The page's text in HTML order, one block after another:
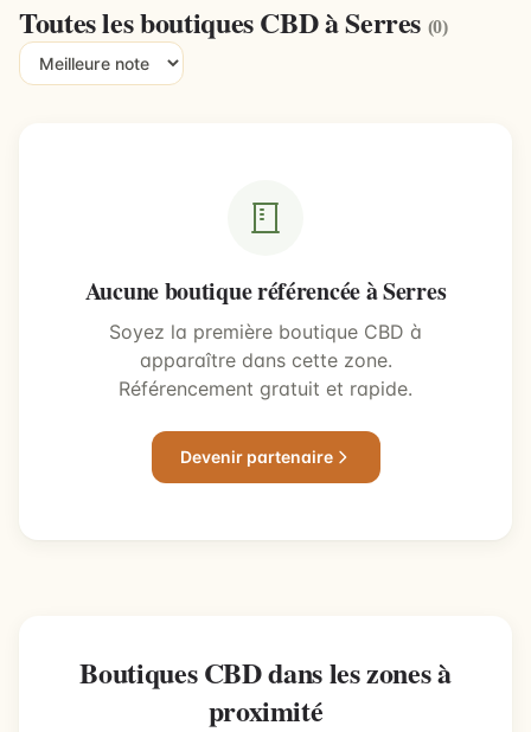
Toutes les boutiques CBD à Serres (0)
Aucune boutique référencée à Serres
Soyez la première boutique CBD à
apparaître dans cette zone.
Référencement gratuit et rapide.
Devenir partenaire
Boutiques CBD dans les zones à
proximité